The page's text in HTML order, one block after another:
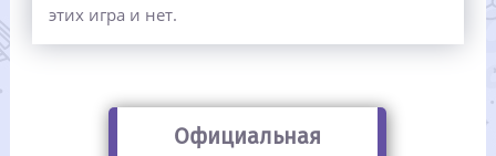
этих игра и нет.
Официальная